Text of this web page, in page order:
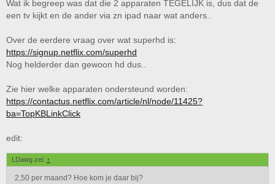
Wat ik begreep was dat die 2 apparaten TEGELIJK is, dus dat de
een tv kijkt en de ander via zn ipad naar wat anders..
Over de eerdere vraag over wat superhd is:
https://signup.netflix.com/superhd
Nog helderder dan gewoon hd dus..
Zie hier welke apparaten ondersteund worden:
https://contactus.netflix.com/article/nl/node/11425?
ba=TopKBLinkClick
edit:
LDawg zei: ↑
2,50 per maand? Hoe kom je daar bij?